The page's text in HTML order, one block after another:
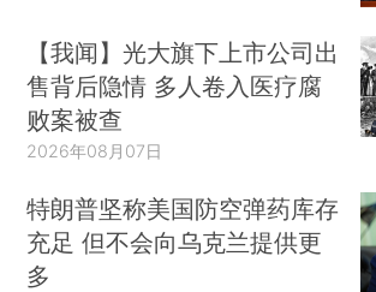
【我闻】光大旗下上市公司出
售背后隐情 多人卷入医疗腐
败案被查
2026年08月07日
特朗普坚称美国防空弹药库存
充足 但不会向乌克兰提供更
多